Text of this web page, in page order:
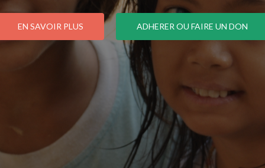
EN SAVOIR PLUS ADHERER OU FAIRE UN DON